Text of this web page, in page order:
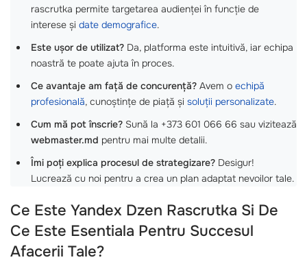
rascrutka permite targetarea audienței în funcție de
interese și date demografice.
Este ușor de utilizat? Da, platforma este intuitivă, iar echipa
noastră te poate ajuta în proces.
Ce avantaje am față de concurență? Avem o echipă
profesională, cunoștințe de piață și soluții personalizate.
Cum mă pot înscrie? Sună la +373 601 066 66 sau vizitează
webmaster.md pentru mai multe detalii.
Îmi poți explica procesul de strategizare? Desigur!
Lucrează cu noi pentru a crea un plan adaptat nevoilor tale.
Ce Este Yandex Dzen Rascrutka Si De
Ce Este Esentiala Pentru Succesul
Afacerii Tale?